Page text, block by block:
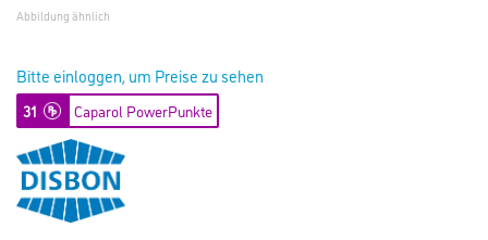
Abbildung ähnlich
Bitte einloggen, um Preise zu sehen
31 Caparol PowerPunkte